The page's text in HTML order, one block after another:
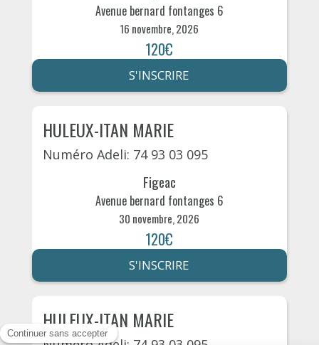
Avenue bernard fontanges 6
16 novembre, 2026
120€
S'INSCRIRE
HULEUX-ITAN MARIE
Numéro Adeli: 74 93 03 095
Figeac
Avenue bernard fontanges 6
30 novembre, 2026
120€
S'INSCRIRE
HULEUX-ITAN MARIE